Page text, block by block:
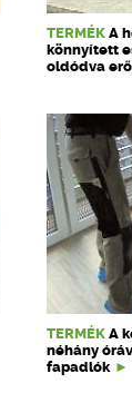
TERMÉK A
könnyített
oldódva
TERMÉK A
néhány
fapadlók